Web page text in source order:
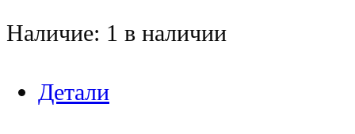
Наличие: 1 в наличии
Детали